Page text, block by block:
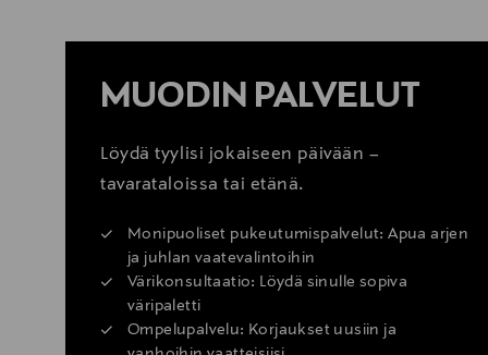
MUODIN PALVELUT
Löydä tyylisi jokaiseen päivään –
tavarataloissa tai etänä.
Monipuoliset pukeutumispalvelut: Apua arjen
ja juhlan vaatevalintoihin
Värikonsultaatio: Löydä sinulle sopiva
väripaletti
Ompelupalvelu: Korjaukset uusiin ja